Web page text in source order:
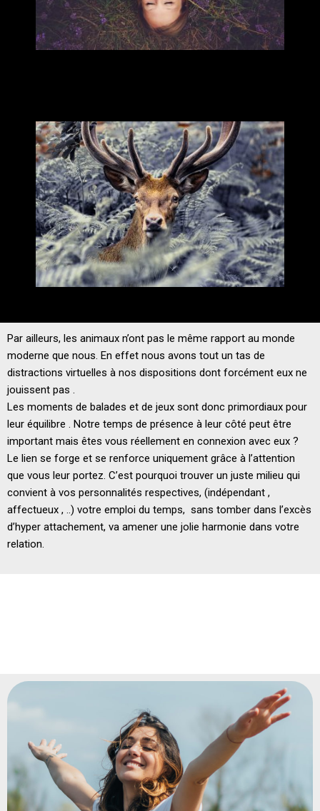
Par ailleurs, les animaux n’ont pas le même rapport au monde
moderne que nous. En effet nous avons tout un tas de
distractions virtuelles à nos dispositions dont forcément eux ne
jouissent pas .
Les moments de balades et de jeux sont donc primordiaux pour
leur équilibre . Notre temps de présence à leur côté peut être
important mais êtes vous réellement en connexion avec eux ?
Le lien se forge et se renforce uniquement grâce à l’attention
que vous leur portez. C’est pourquoi trouver un juste milieu qui
convient à vos personnalités respectives, (indépendant ,
affectueux , ..) votre emploi du temps, sans tomber dans l’excès
d’hyper attachement, va amener une jolie harmonie dans votre
relation.